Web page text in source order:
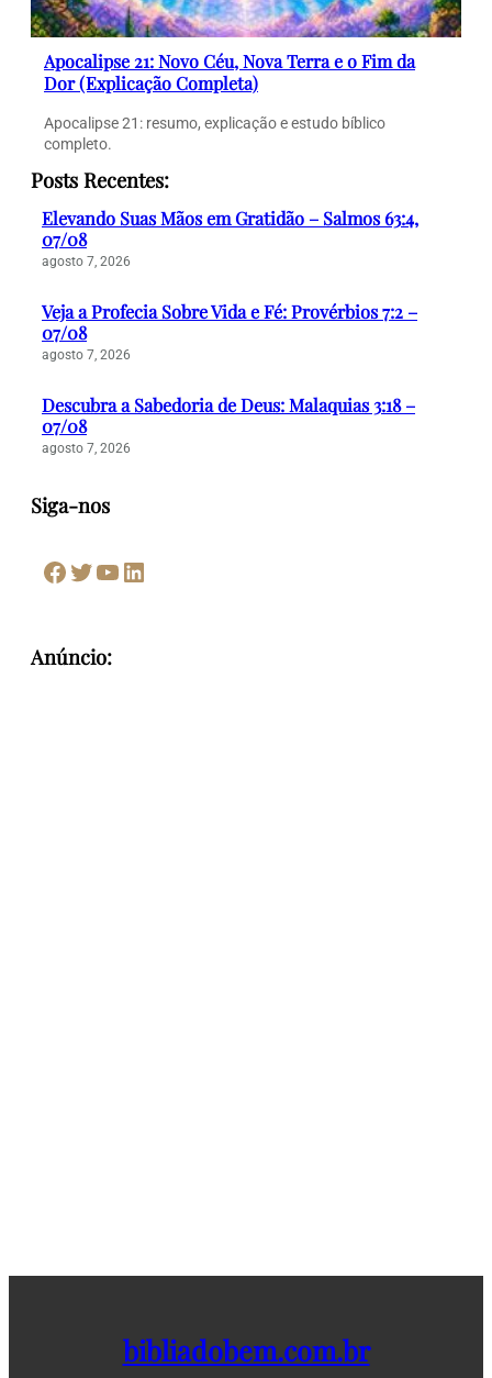
Apocalipse 21: Novo Céu, Nova Terra e o Fim da
Dor (Explicação Completa)
Apocalipse 21: resumo, explicação e estudo bíblico
completo.
Posts Recentes:
Elevando Suas Mãos em Gratidão – Salmos 63:4,
07/08
agosto 7, 2026
Veja a Profecia Sobre Vida e Fé: Provérbios 7:2 –
07/08
agosto 7, 2026
Descubra a Sabedoria de Deus: Malaquias 3:18 –
07/08
agosto 7, 2026
Siga-nos
Facebook Twitter Youtube LinkedIn
Anúncio:
bibliadobem.com.br